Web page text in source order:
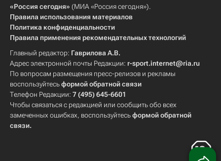
«Россия сегодня» (МИА «Россия сегодня»).
Правила использования материалов
Политика конфиденциальности
Правила применения рекомендательных технологий
Главный редактор: Гаврилова А.В.
Адрес электронной почты Редакции: r-sport.internet@ria.ru
По вопросам размещения пресс-релизов и рекламы
воспользуйтесьформой обратной связи
Телефон Редакции: 7 (495) 645-6601
Чтобы связаться с редакцией или сообщить обо всех
замеченных ошибках, воспользуйтесьформой обратной
связи.